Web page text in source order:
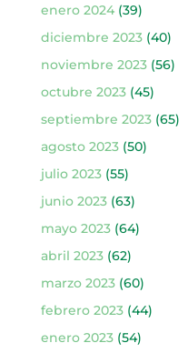
enero 2024(39)
diciembre 2023(40)
noviembre 2023(56)
octubre 2023(45)
septiembre 2023(65)
agosto 2023(50)
julio 2023(55)
junio 2023(63)
mayo 2023(64)
abril 2023(62)
marzo 2023(60)
febrero 2023(44)
enero 2023(54)